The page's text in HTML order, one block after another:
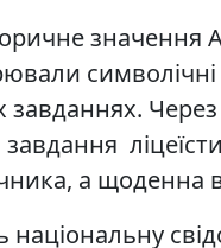
значення
завданнях.
завдання
а щоденна